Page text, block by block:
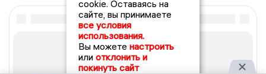
cookie. Оставаясь на
сайте, вы принимаете
все условия
использования.
Вы можете настроить
или отклонить и
покинуть сайт